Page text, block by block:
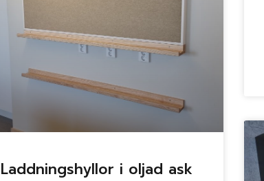
Laddningshyllor i oljad ask